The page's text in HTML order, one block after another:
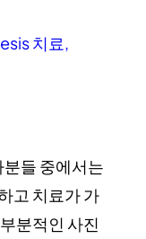
치료,
들 중에서는
고 치료가 가
분적인 사진